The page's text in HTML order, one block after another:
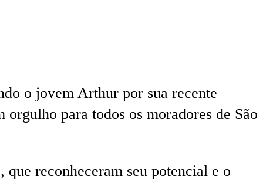
o jovem Arthur por sua recente
para todos os moradores de São
reconheceram seu potencial e o